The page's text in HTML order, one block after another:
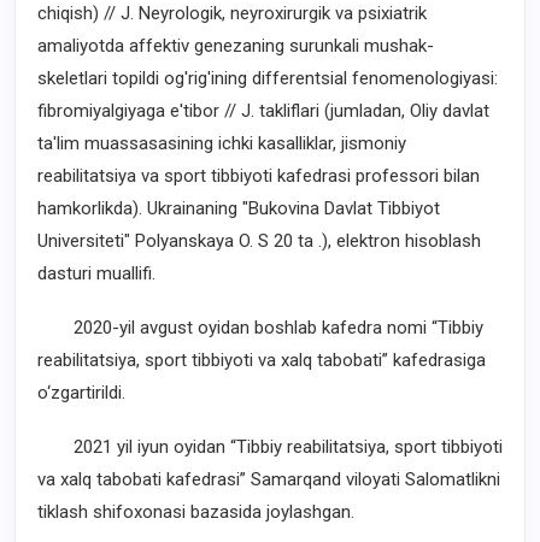
chiqish) // J. Neyrologik, neyroxirurgik va psixiatrik
amaliyotda affektiv genezaning surunkali mushak-
skeletlari topildi og'rig'ining differentsial fenomenologiyasi:
fibromiyalgiyaga e'tibor // J. takliflari (jumladan, Oliy davlat
ta'lim muassasasining ichki kasalliklar, jismoniy
reabilitatsiya va sport tibbiyoti kafedrasi professori bilan
hamkorlikda). Ukrainaning "Bukovina Davlat Tibbiyot
Universiteti" Polyanskaya O. S 20 ta .), elektron hisoblash
dasturi muallifi.
2020-yil avgust oyidan boshlab kafedra nomi “Tibbiy
reabilitatsiya, sport tibbiyoti va xalq tabobati” kafedrasiga
o‘zgartirildi.
2021 yil iyun oyidan “Tibbiy reabilitatsiya, sport tibbiyoti
va xalq tabobati kafedrasi” Samarqand viloyati Salomatlikni
tiklash shifoxonasi bazasida joylashgan.